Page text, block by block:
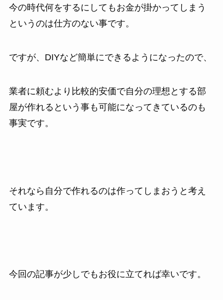
今の時代何をするにしてもお金が掛かってしまう
というのは仕方のない事です。
ですが、DIYなど簡単にできるようになったので、
業者に頼むより比較的安価で自分の理想とする部
屋が作れるという事も可能になってきているのも
事実です。
それなら自分で作れるのは作ってしまおうと考え
ています。
今回の記事が少しでもお役に立てれば幸いです。